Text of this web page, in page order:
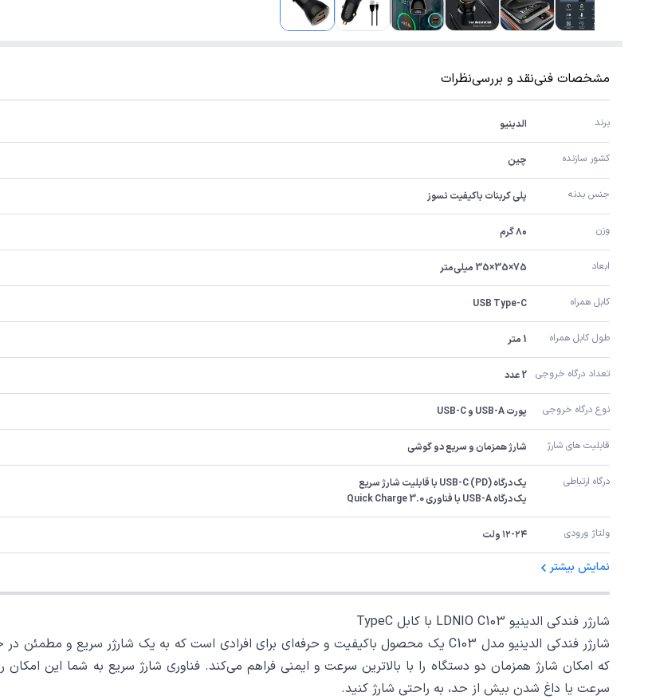
مشخصات فنینقد و بررسینظرات
برند الدینیو
کشور سازنده چین
جنس بدنه پلی کربنات باکیفیت نسوز
وزن ۸۰ گرم
ابعاد 75×35×35 میلی‌متر
کابل همراه USB Type-C
طول کابل همراه 1 متر
تعداد درگاه خروجی 2 عدد
نوع درگاه خروجی پورت USB-A و USB-C
قابلیت های شارژ شارژ همزمان و سریع دو گوشی
درگاه ارتباطی
یک درگاه USB-A با فناوری Quick Charge 3.0
ولتاژ ورودی ۱۲-۲۴ ولت
نمایش بیشتر
شارژر فندکی الدینیو LDNIO C103 با کابل TypeC
که امکان شارژ همزمان دو دستگاه را با بالاترین سرعت و ایمنی فراهم می‌کند. فناوری شارژ سریع به شما این
سرعت یا داغ شدن بیش از حد، به راحتی شارژ کنید.